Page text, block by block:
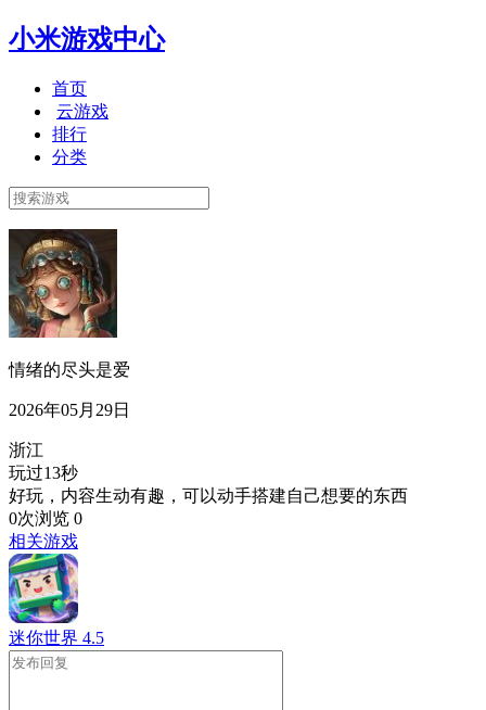
小米游戏中心
首页
云游戏
排行
分类
情绪的尽头是爱
2026年05月29日
浙江
玩过13秒
好玩，内容生动有趣，可以动手搭建自己想要的东西
0次浏览 0
相关游戏
迷你世界 4.5